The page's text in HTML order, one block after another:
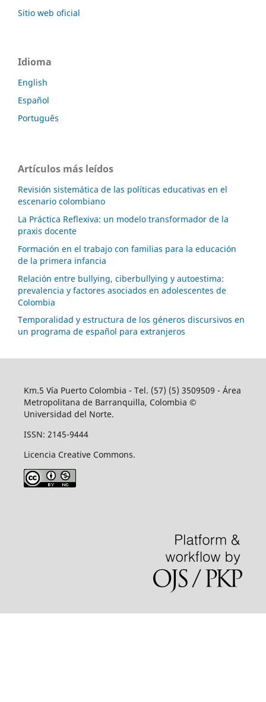
Sitio web oficial
Idioma
English
Español
Português
Artículos más leídos
Revisión sistemática de las políticas educativas en el
escenario colombiano
La Práctica Reflexiva: un modelo transformador de la
praxis docente
Formación en el trabajo con familias para la educación
de la primera infancia
Relación entre bullying, ciberbullying y autoestima:
prevalencia y factores asociados en adolescentes de
Colombia
Temporalidad y estructura de los géneros discursivos en
un programa de español para extranjeros
Km.5 Vía Puerto Colombia - Tel. (57) (5) 3509509 - Área
Metropolitana de Barranquilla, Colombia ©
Universidad del Norte.
ISSN: 2145-9444
Licencia Creative Commons.